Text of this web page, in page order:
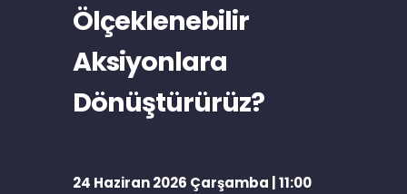
Ölçeklenebilir
Aksiyonlara
Dönüştürürüz?
24 Haziran 2026 Çarşamba | 11:00